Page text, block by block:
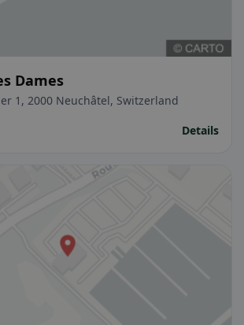
Dames
1, 2000 Neuchâtel, Switzerland
Details